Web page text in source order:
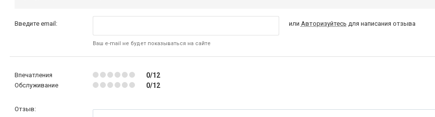
Введите email:
Ваш e-mail не будет показываться на сайте
или Авторизуйтесь для написания отзыва
Впечатления 0/12
Обслуживание 0/12
Отзыв: